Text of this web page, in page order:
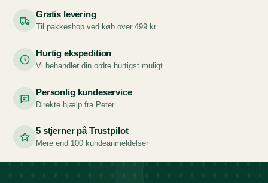
Gratis levering
Til pakkeshop ved køb over 499 kr.
Hurtig ekspedition
Vi behandler din ordre hurtigst muligt
Personlig kundeservice
Direkte hjælp fra Peter
5 stjerner på Trustpilot
Mere end 100 kundeanmeldelser